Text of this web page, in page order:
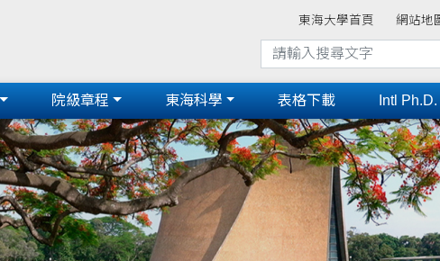
東海大學首頁 網站地
院級章程 東海科學 表格下載 Intl